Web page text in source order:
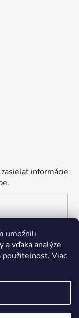
umožnili
a vďaka analýze
použiteľnosť. Viac
informácie
ochrany